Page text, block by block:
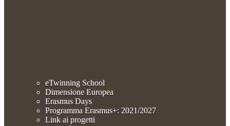
eTwinning School
Dimensione Europea
Erasmus Days
Programma Erasmus+: 2021/2027
Link ai progetti